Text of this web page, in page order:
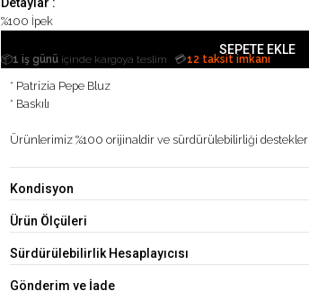
%100 İpek
SEPETE EKLE
📦1 iş günü içinde kargoya teslim 💳12 taksit imkanı
* Patrizia Pepe Bluz
* Baskılı
Ürünlerimiz %100 orijinaldir ve sürdürülebilirliği destekler
Kondisyon
Ürün Ölçüleri
Sürdürülebilirlik Hesaplayıcısı
Gönderim ve İade